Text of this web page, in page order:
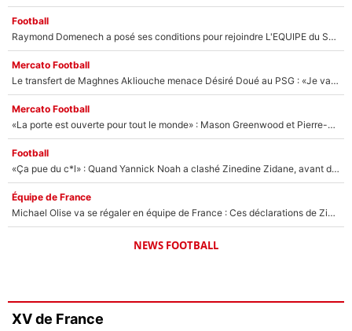
Football
Raymond Domenech a posé ses conditions pour rejoindre L'EQUIPE du Soir : Il refuse de faire l'émission avec un autre chroniqueur !
Mercato Football
Le transfert de Maghnes Akliouche menace Désiré Doué au PSG : «Je valide à 200%»
Mercato Football
«La porte est ouverte pour tout le monde» : Mason Greenwood et Pierre-Emerick Aubameyang ont quitté l'OM, Amine Gouiri balance sur la suite du mercato et sur la réaction du vestiaire !
Football
«Ça pue du c*l» : Quand Yannick Noah a clashé Zinedine Zidane, avant de se faire recadrer par le nouveau sélectionneur de l'équipe de France !
Équipe de France
Michael Olise va se régaler en équipe de France : Ces déclarations de Zinedine Zidane qui prouvent qu'il va tout miser sur la star du Bayern Munich !
NEWS FOOTBALL
XV de France